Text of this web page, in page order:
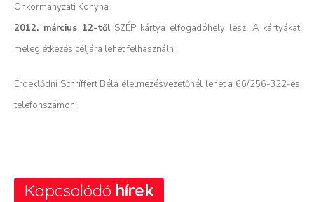
Önkormányzati Konyha
2012. március 12-től SZÉP kártya elfogadóhely lesz. A kártyákat
meleg étkezés céljára lehet felhasználni.
Érdeklődni Schríffert Béla élelmezésvezetőnél lehet a 66/256-322-es
telefonszámon.
Kapcsolódó hírek